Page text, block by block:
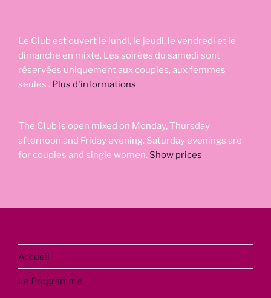
Le Club est ouvert le lundi, le jeudi, le vendredi et le
dimanche en mixte. Les soirées du samedi sont
réservées uniquement aux couples, aux femmes
seules . Plus d'informations
The Club is open mixed on Monday, Thursday
afternoon and Friday evening. Saturday evenings are
for couples and single women. Show prices
Accueil
Le Programme